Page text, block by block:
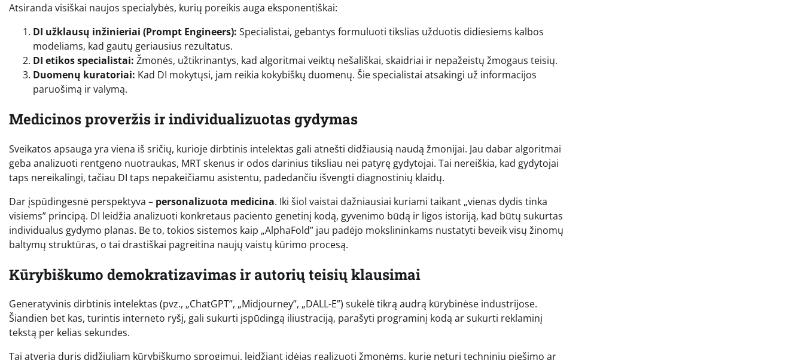
Atsiranda visiškai naujos specialybės, kurių poreikis auga eksponentiškai:
DI užklausų inžinieriai (Prompt Engineers): Specialistai, gebantys formuluoti tikslias užduotis didiesiems kalbos
modeliams, kad gautų geriausius rezultatus.
DI etikos specialistai: Žmonės, užtikrinantys, kad algoritmai veiktų nešališkai, skaidriai ir nepažeistų žmogaus teisių.
Duomenų kuratoriai: Kad DI mokytųsi, jam reikia kokybiškų duomenų. Šie specialistai atsakingi už informacijos
paruošimą ir valymą.
Medicinos proveržis ir individualizuotas gydymas
Sveikatos apsauga yra viena iš sričių, kurioje dirbtinis intelektas gali atnešti didžiausią naudą žmonijai. Jau dabar algoritmai
geba analizuoti rentgeno nuotraukas, MRT skenus ir odos darinius tiksliau nei patyrę gydytojai. Tai nereiškia, kad gydytojai
taps nereikalingi, tačiau DI taps nepakeičiamu asistentu, padedančiu išvengti diagnostinių klaidų.
Dar įspūdingesnė perspektyva – personalizuota medicina. Iki šiol vaistai dažniausiai kuriami taikant „vienas dydis tinka
visiems” principą. DI leidžia analizuoti konkretaus paciento genetinį kodą, gyvenimo būdą ir ligos istoriją, kad būtų sukurtas
individualus gydymo planas. Be to, tokios sistemos kaip „AlphaFold” jau padėjo mokslininkams nustatyti beveik visų žinomų
baltymų struktūras, o tai drastiškai pagreitina naujų vaistų kūrimo procesą.
Kūrybiškumo demokratizavimas ir autorių teisių klausimai
Generatyvinis dirbtinis intelektas (pvz., „ChatGPT”, „Midjourney”, „DALL-E”) sukėlė tikrą audrą kūrybinėse industrijose.
Šiandien bet kas, turintis interneto ryšį, gali sukurti įspūdingą iliustraciją, parašyti programinį kodą ar sukurti reklaminį
tekstą per kelias sekundes.
Tai atveria duris didžiuliam kūrybiškumo sprogimui, leidžiant idėjas realizuoti žmonėms, kurie neturi techninių piešimo ar